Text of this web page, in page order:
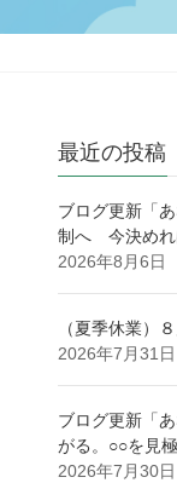
最近の投稿
ブログ更新「
制へ 今決めれ
2026年8月6日
（夏季休業）
2026年7月31日
ブログ更新「
がる。○○を見
2026年7月30日